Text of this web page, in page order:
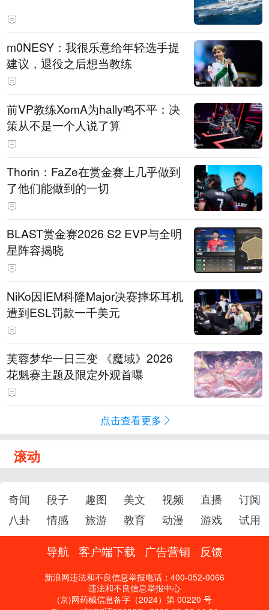
m0NESY：我很乐意给年轻选手提
建议，退役之后想当教练
前VP教练XomA为hally鸣不平：决
策从不是一个人说了算
Thorin：FaZe在赏金赛上几乎做到
了他们能做到的一切
BLAST赏金赛2026 S2 EVP与全明
星阵容揭晓
NiKo因IEM科隆Major决赛摔坏耳机
遭到ESL罚款一千美元
芙蓉梦华一日三变 《魔域》2026
花魁赛主题及限定外观首曝
点击查看更多
滚动
奇闻 段子 趣图 美文 视频 直播
订阅
八卦
情感 旅游 教育 动漫 游戏 试用
导航 客户端下载 广告营销 反馈
新浪网违法和不良信息举报电话：400-052-0066
违法和不良信息举报中心
(京)网药械信息备字（2024）第 00220 号